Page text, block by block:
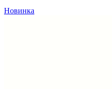
Новинка